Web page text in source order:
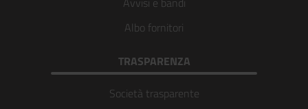
Albo fornitori
TRASPARENZA
Società trasparente